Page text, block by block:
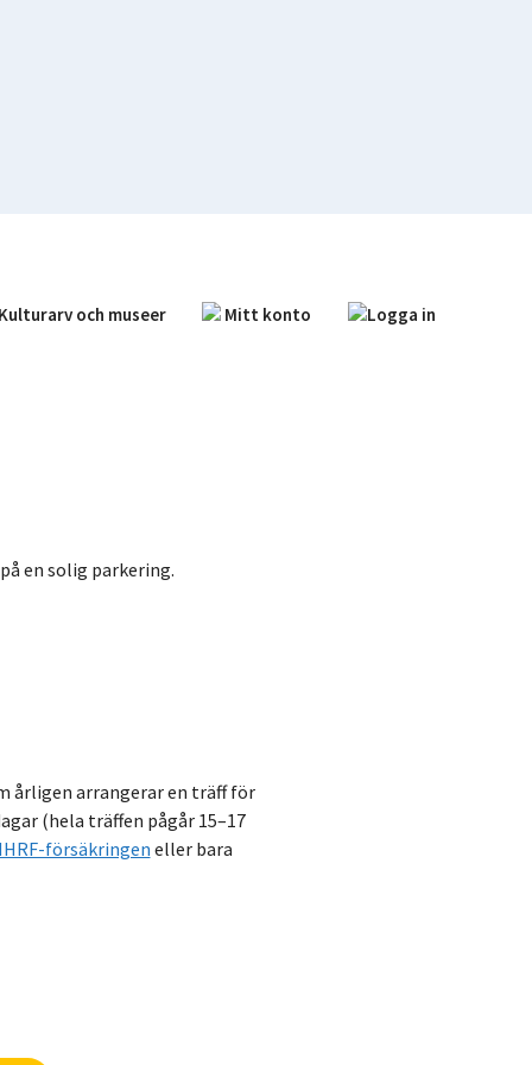
och museer Mitt konto Logga in
årligen arrangerar en träff för
(hela träffen pågår 15–17
försäkringen eller bara